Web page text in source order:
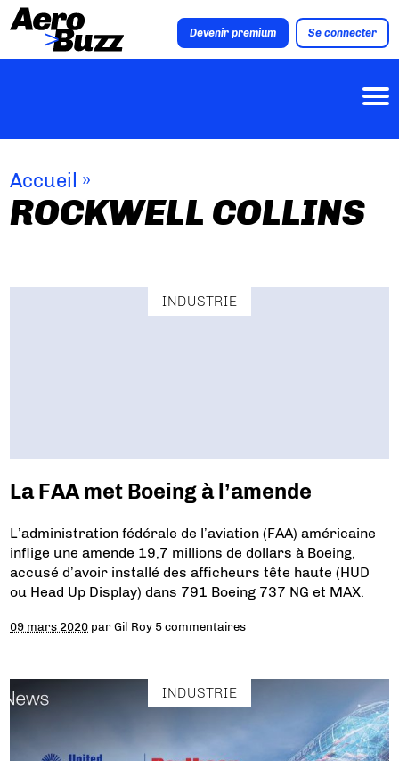
Devenir premium Se connecter
Accueil »
ROCKWELL COLLINS
INDUSTRIE
La FAA met Boeing à l’amende
L’administration fédérale de l’aviation (FAA) américaine
inflige une amende 19,7 millions de dollars à Boeing,
accusé d’avoir installé des afficheurs tête haute (HUD
ou Head Up Display) dans 791 Boeing 737 NG et MAX.
09 mars 2020 parGil Roy 5 commentaires
INDUSTRIE